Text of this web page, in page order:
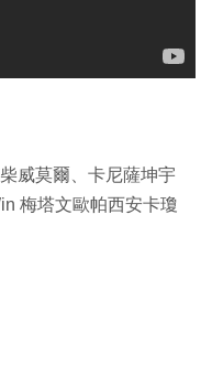
威莫爾、卡尼薩坤宇
梅塔文歐帕西安卡瓊